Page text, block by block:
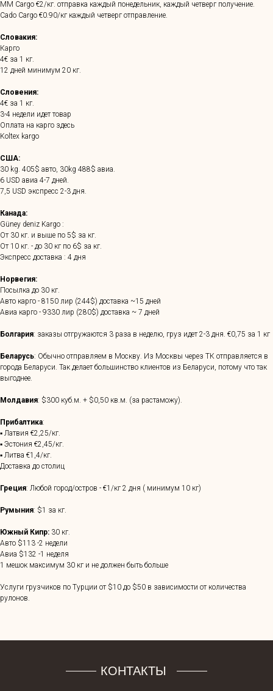
MM Cargo €2/кг. отправка каждый понедельник, каждый четверг получение.
Cado Cargo €0.90/кг каждый четверг отправление.
Словакия:
Карго
4€ за 1 кг.
12 дней минимум 20 кг.
Словения:
4€ за 1 кг.
3-4 недели идет товар
Оплата на карго здесь
Koltex kargo
США:
30 kg. 405$ авто, 30kg 488$ авиа.
6 USD авиа 4-7 дней.
7,5 USD экспресс 2-3 дня.
Канада:
Güney deniz Kargo :
От 30 кг. и выше по 5$ за кг.
От 10 кг. - до 30 кг по 6$ за кг.
Экспресс доставка : 4 дня
Норвегия:
Посылка до 30 кг.
Авто карго - 8150 лир (244$) доставка ~15 дней
Авиа карго - 9330 лир (280$) доставка ~ 7 дней
Болгария: заказы отгружаются 3 раза в неделю, груз идет 2-3 дня. €0,75 за 1 кг
Беларусь: Обычно отправляем в Москву. Из Москвы через ТК отправляется в
города Беларуси. Так делает большинство клиентов из Беларуси, потому что так
выгоднее.
Молдавия: $300 куб.м. + $0,50 кв.м. (за растаможу).
Прибалтика:
▪ Латвия €2,25/кг.
▪ Эстония €2,45/кг.
▪ Литва €1,4/кг.
Доставка до столиц
Греция: Любой город/остров - €1/кг 2 дня ( минимум 10 кг)
Румыния: $1 за кг.
Южный Кипр: 30 кг.
Авто $113 -2 недели
Авиа $132 -1 неделя
1 мешок максимум 30 кг и не должен быть больше
Услуги грузчиков по Турции от $10 до $50 в зависимости от количества
рулонов.
КОНТАКТЫ